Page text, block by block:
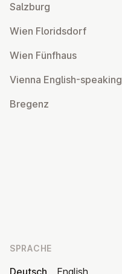
Salzburg
Wien Flo­rids­dorf
Wien Fünfhaus
Vienna English-speaking
Bregenz
SPRACHE
Deutsch
English